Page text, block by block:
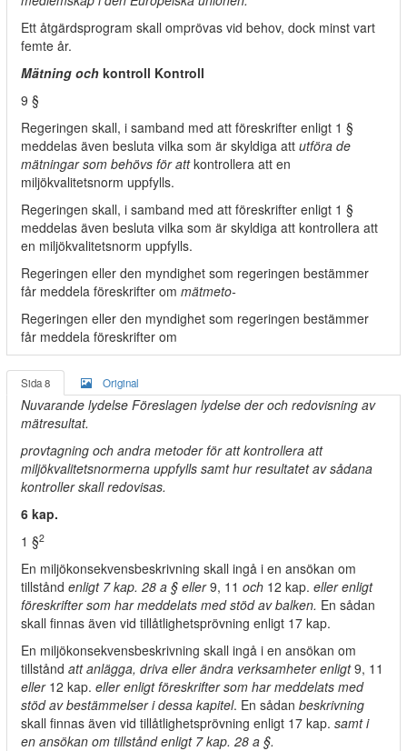
Ett åtgärdsprogram skall omprövas vid behov, dock minst vart
femte år.
Mätning och kontroll Kontroll
9 §
Regeringen skall, i samband med att föreskrifter enligt 1 §
meddelas även besluta vilka som är skyldiga att utföra de
mätningar som behövs för attkontrollera att en
miljökvalitetsnorm uppfylls.
Regeringen skall, i samband med att föreskrifter enligt 1 §
meddelas även besluta vilka som är skyldiga att kontrollera att
en miljökvalitetsnorm uppfylls.
Regeringen eller den myndighet som regeringen bestämmer
får meddela föreskrifter om mätmeto-
Regeringen eller den myndighet som regeringen bestämmer
får meddela föreskrifter om
Sida 8 Original
Nuvarande lydelse Föreslagen lydelse der och redovisning av
mätresultat.
provtagning och andra metoder för att kontrollera att
miljökvalitetsnormerna uppfylls samt hur resultatet av sådana
kontroller skall redovisas.
6 kap.
1 §2
En miljökonsekvensbeskrivning skall ingå i en ansökan om
tillstånd enligt 7 kap. 28 a § eller9, 11 och 12 kap. eller enligt
föreskrifter som har meddelats med stöd av balken. En sådan
skall finnas även vid tillåtlighetsprövning enligt 17 kap.
En miljökonsekvensbeskrivning skall ingå i en ansökan om
tillstånd att anlägga, driva eller ändra verksamheter enligt9, 11
eller 12 kap. eller enligt föreskrifter som har meddelats med
stöd av bestämmelser i dessa kapitel. En sådan beskrivning
skall finnas även vid tillåtlighetsprövning enligt 17 kap. samt i
en ansökan om tillstånd enligt 7 kap. 28 a §.